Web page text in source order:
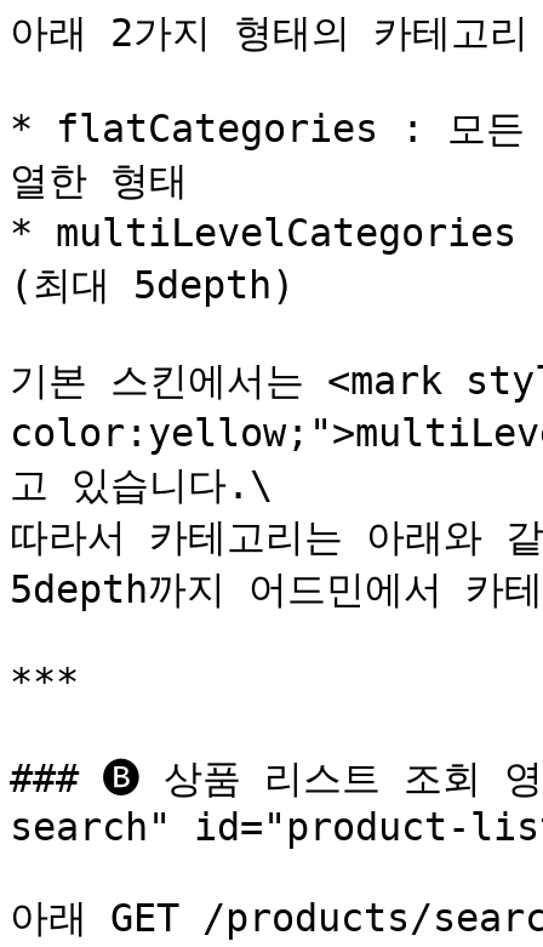
아래 2가지 형태의 카테고
* flatCategories : 모든
열한 형태
* multiLevelCategories :
(최대 5depth)
기본 스킨에서는 <mark
고 있습니다.\
따라서 카테고리는 아래와
5depth까지 어드민에서 카
***
### 🅑 상품 리스트 조회
search" id="product-
아래 GET /products/